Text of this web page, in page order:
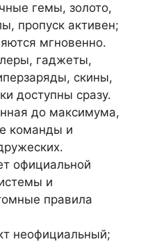
гемы, золото,
пропуск активен;
мгновенно.
гаджеты,
скины,
доступны сразу.
до максимума,
команды и
официальной
и
правила
неофициальный;